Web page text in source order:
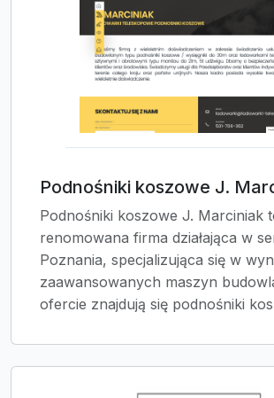
Podnośniki koszowe J.
Podnośniki koszowe J. Marciniak
renomowana firma działająca w
Poznania, specjalizująca się w
zaawansowanych maszyn
ofercie znajdują się podnośniki